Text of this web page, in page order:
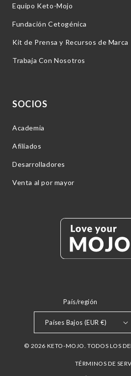
Equipo Keto-Mojo
Fundación Cetogénica
Kit de Prensa y Recursos de Marca
Trabaja Con Nosotros
SOCIOS
Academia
Afiliados
Desarrolladores
Venta al por mayor
País/región
Países Bajos (EUR €)
© 2026 KETO-MOJO. TODOS LOS
TÉRMINOS DE